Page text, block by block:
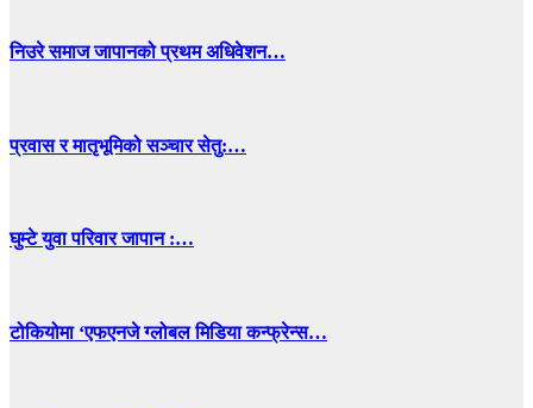
निउरे समाज जापानको प्रथम अधिवेशन…
प्रवास र मातृभूमिको सञ्चार सेतु:…
घुम्टे युवा परिवार जापान :…
टोकियोमा ‘एफएनजे ग्लोबल मिडिया कन्फ्रेन्स…